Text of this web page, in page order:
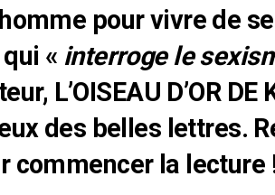
pour vivre de
« interroge le
L’OISEAU D’OR
des belles lettres.
commencer la lecture